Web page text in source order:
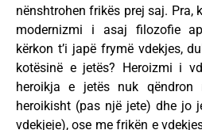
nënshtrohen frikës prej saj. Pra,
modernizmi i asaj filozofie
kërkon t’i japë frymë vdekjes,
kotësinë e jetës? Heroizmi i
heroikja e jetës nuk qëndron
heroikisht (pas një jete) dhe jo
vdekjeje), ose me frikën e